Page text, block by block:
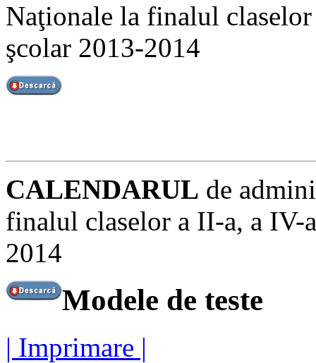
Naţionale la finalul
şcolar 2013-2014
CALENDARUL de
finalul claselor a II-a, a IV-
2014
Modele de teste
| Imprimare |